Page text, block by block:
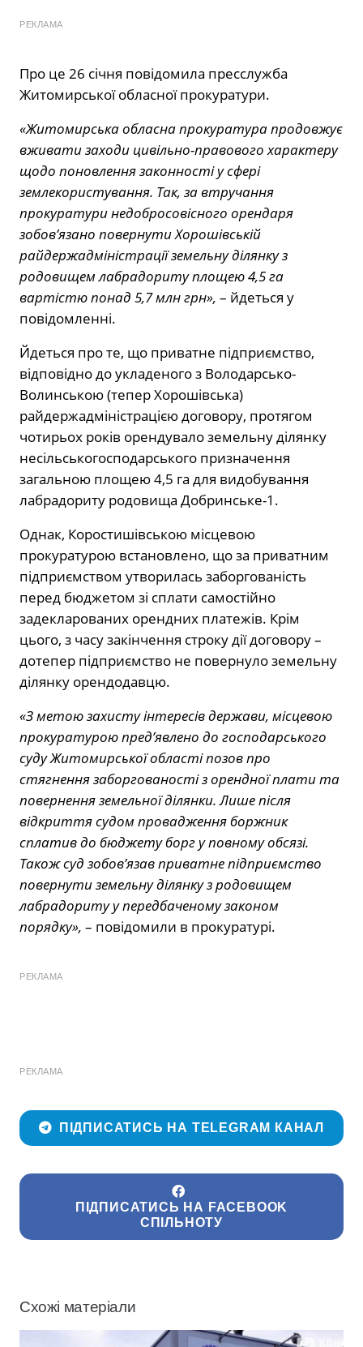
РЕКЛАМА
Про це 26 січня повідомила пресслужба
Житомирської обласної прокуратури.
«Житомирська обласна прокуратура продовжує
вживати заходи цивільно-правового характеру
щодо поновлення законності у сфері
землекористування. Так, за втручання
прокуратури недобросовісного орендаря
зобов’язано повернути Хорошівській
райдержадміністрації земельну ділянку з
родовищем лабрадориту площею 4,5 га
вартістю понад 5,7 млн грн», – йдеться у
повідомленні.
Йдеться про те, що приватне підприємство,
відповідно до укладеного з Володарсько-
Волинською (тепер Хорошівська)
райдержадміністрацією договору, протягом
чотирьох років орендувало земельну ділянку
несільськогосподарського призначення
загальною площею 4,5 га для видобування
лабрадориту родовища Добринське-1.
Однак, Коростишівською місцевою
прокуратурою встановлено, що за приватним
підприємством утворилась заборгованість
перед бюджетом зі сплати самостійно
задекларованих орендних платежів. Крім
цього, з часу закінчення строку дії договору –
дотепер підприємство не повернуло земельну
ділянку орендодавцю.
«З метою захисту інтересів держави, місцевою
прокуратурою пред’явлено до господарського
суду Житомирської області позов про
стягнення заборгованості з орендної плати та
повернення земельної ділянки. Лише після
відкриття судом провадження боржник
сплатив до бюджету борг у повному обсязі.
Також суд зобов’язав приватне підприємство
повернути земельну ділянку з родовищем
лабрадориту у передбаченому законом
порядку», – повідомили в прокуратурі.
РЕКЛАМА
РЕКЛАМА
ПІДПИСАТИСЬ НА TELEGRAM КАНАЛ
ПІДПИСАТИСЬ НА FACEBOOK
СПІЛЬНОТУ
Схожі матеріали